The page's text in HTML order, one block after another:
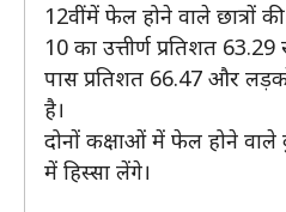
12वीं में फेल होने वाले छात्रों
10 का उत्तीर्ण प्रतिशत
पास प्रतिशत 66.47 और
है।
दोनों कक्षाओं में फेल होने वाले
में हिस्सा लेंगे।